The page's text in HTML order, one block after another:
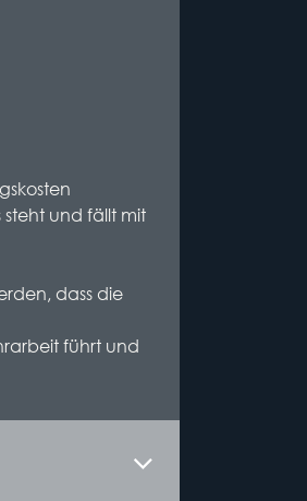
und fällt mit
dass die
führt und